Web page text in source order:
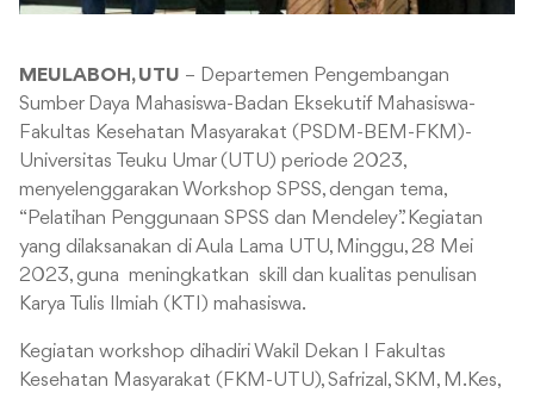
MEULABOH, UTU – Departemen Pengembangan
Sumber Daya Mahasiswa-Badan Eksekutif Mahasiswa-
Fakultas Kesehatan Masyarakat (PSDM-BEM-FKM)-
Universitas Teuku Umar (UTU) periode 2023,
menyelenggarakan Workshop SPSS, dengan tema,
“Pelatihan Penggunaan SPSS dan Mendeley”. Kegiatan
yang dilaksanakan di Aula Lama UTU, Minggu, 28 Mei
2023, guna meningkatkan skill dan kualitas penulisan
Karya Tulis Ilmiah (KTI) mahasiswa.
Kegiatan workshop dihadiri Wakil Dekan I Fakultas
Kesehatan Masyarakat (FKM-UTU), Safrizal, SKM, M.Kes,